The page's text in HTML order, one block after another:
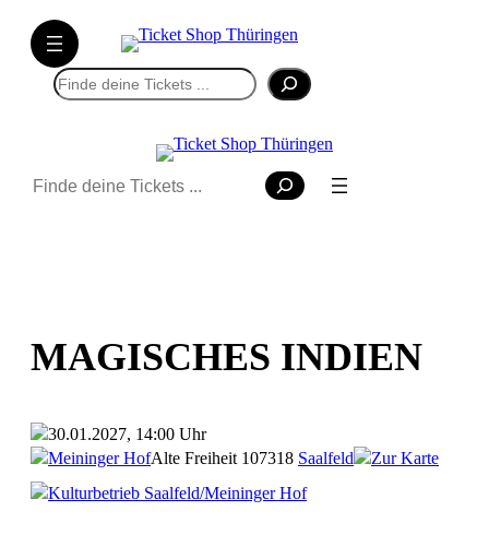
Suchen
Suchen
MAGISCHES INDIEN
30.01.2027, 14:00 Uhr
Meininger HofAlte Freiheit 107318 Saalfeld
Zur Karte
Kulturbetrieb Saalfeld/Meininger Hof